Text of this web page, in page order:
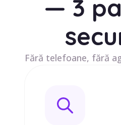
— 3
Fără telefoane, fără